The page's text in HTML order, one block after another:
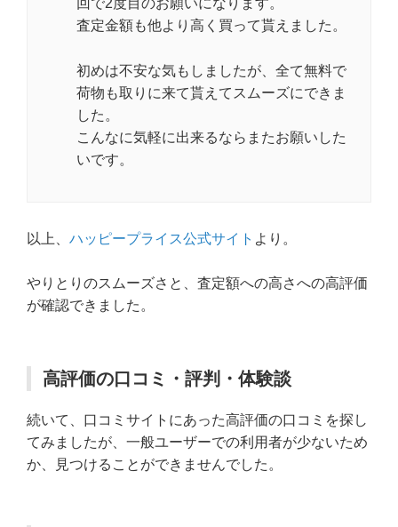
回で2度目のお願いになります。
査定金額も他より高く買って貰えました。
初めは不安な気もしましたが、全て無料で
荷物も取りに来て貰えてスムーズにできま
した。
こんなに気軽に出来るならまたお願いした
いです。
以上、 ハッピープライス公式サイト より。
やりとりのスムーズさと、査定額への高さへの高評価
が確認できました。
高評価の口コミ・評判・体験談
続いて、口コミサイトにあった高評価の口コミを探し
てみましたが、一般ユーザーでの利用者が少ないため
か、見つけることができませんでした。